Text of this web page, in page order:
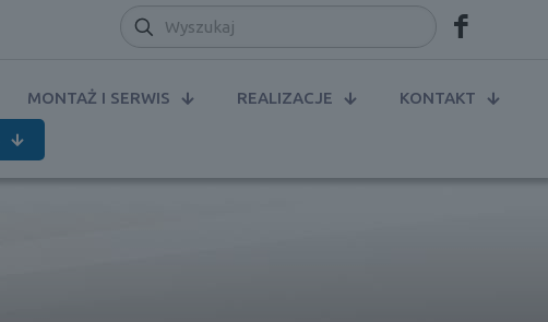
MONTAŻ I SERWIS REALIZACJE KONTAKT